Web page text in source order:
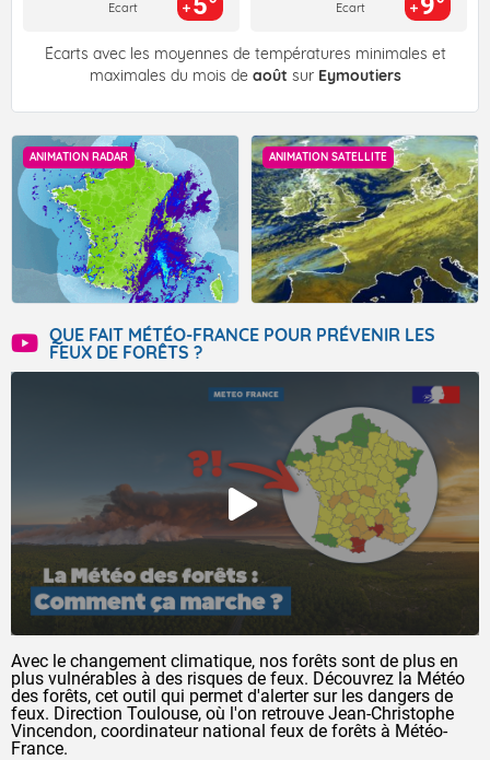
Ecart Ecart
Écarts avec les moyennes de températures minimales et
maximales du mois de août sur Eymoutiers
ANIMATION RADAR ANIMATION SATELLITE
QUE FAIT MÉTÉO-FRANCE POUR PRÉVENIR LES
FEUX DE FORÊTS ?
Avec le changement climatique, nos forêts sont de plus en
plus vulnérables à des risques de feux. Découvrez la Météo
des forêts, cet outil qui permet d'alerter sur les dangers de
feux. Direction Toulouse, où l'on retrouve Jean-Christophe
Vincendon, coordinateur national feux de forêts à Météo-
France.